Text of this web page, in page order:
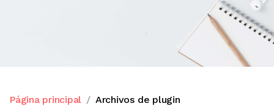
Página principal
Archivos de plugin